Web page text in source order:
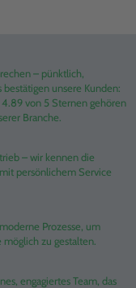
– pünktlich,
unsere Kunden:
von 5 Sternen gehören
Branche.
– wir kennen die
persönlichem Service
Prozesse, um
zu gestalten.
engagiertes Team, das